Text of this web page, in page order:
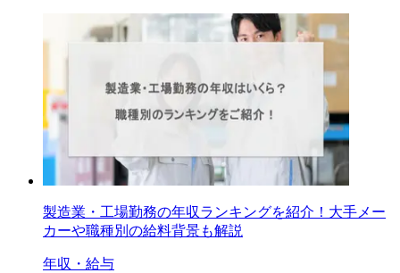
製造業・工場勤務の年収ランキングを紹介！大手メー
カーや職種別の給料背景も解説
年収・給与